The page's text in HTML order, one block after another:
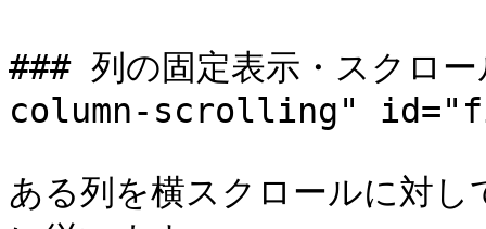
### 列の固定表示・スク
column-scrolling"
ある列を横スクロールに対